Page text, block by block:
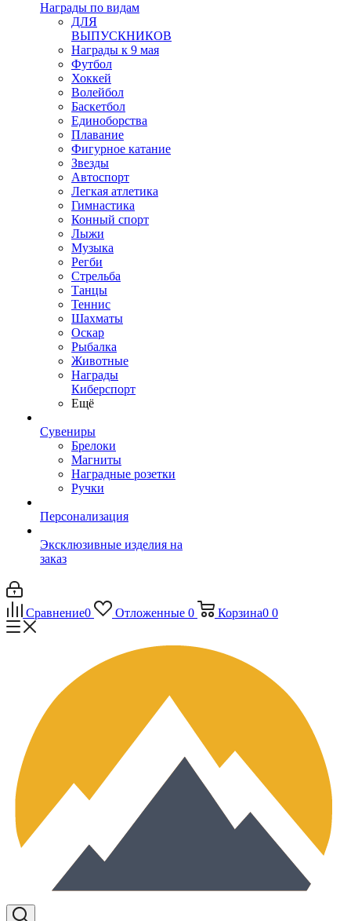
Награды по видам
ДЛЯ
ВЫПУСКНИКОВ
Награды к 9 мая
Футбол
Хоккей
Волейбол
Баскетбол
Единоборства
Плавание
Фигурное катание
Звезды
Автоспорт
Легкая атлетика
Гимнастика
Конный спорт
Лыжи
Музыка
Регби
Стрельба
Танцы
Теннис
Шахматы
Оскар
Рыбалка
Животные
Награды
Киберспорт
Ещё
Сувениры
Брелоки
Магниты
Наградные розетки
Ручки
Персонализация
Эксклюзивные изделия на
заказ
Сравнение0 Отложенные 0 Корзина0 0